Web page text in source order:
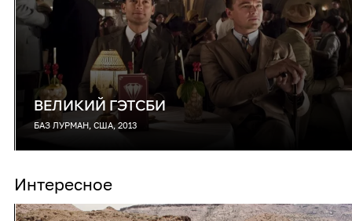
ВЕЛИКИЙ ГЭТСБИ
БАЗ ЛУРМАН, США, 2013
Интересное